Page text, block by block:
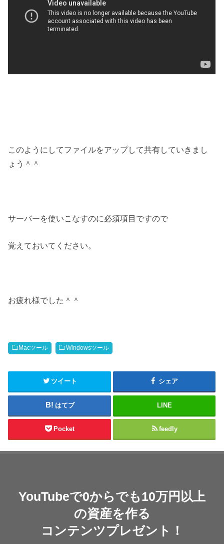
このようにしてファイルをアップして共有していきまし
ょう＾＾
サーバーを使いこなすのに必須項目ですので
覚えておいてください。
お疲れ様でした＾＾
Macツール Windowsツール
ツイート シェア
はてブ LINE
Pocket feedly
YouTubeで0からでも10万円以上
の資産を作る
コンテンツプレゼント！